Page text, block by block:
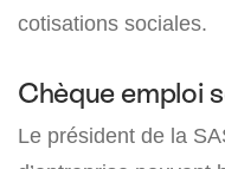
cotisations sociales.
Chèque emploi
Le président de la